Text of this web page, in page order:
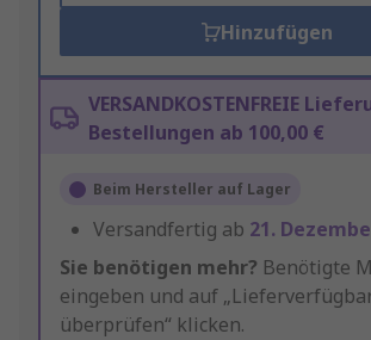
Hinzufügen
VERSANDKOSTENFREIE
Bestellungen ab 100,00 €
Beim Hersteller auf Lager
Versandfertig ab 21.
Sie benötigen mehr? Benötigte
eingeben und auf
überprüfen“ klicken.